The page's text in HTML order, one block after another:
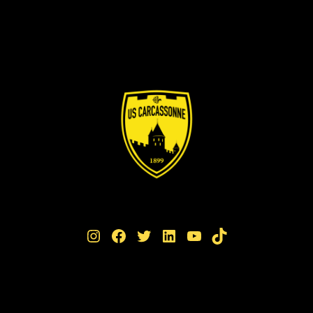
Instagram Facebook Twitter LinkedIn YouTube TikTok